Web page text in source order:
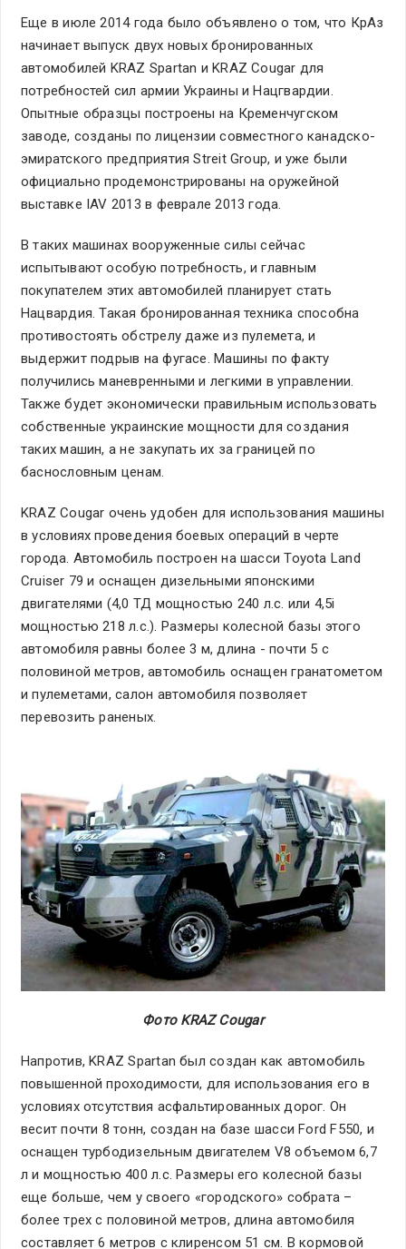
Еще в июле 2014 года было объявлено о том, что КрАз
начинает выпуск двух новых бронированных
автомобилей KRAZ Spartan и KRAZ Cougar для
потребностей сил армии Украины и Нацгвардии.
Опытные образцы построены на Кременчугском
заводе, созданы по лицензии совместного канадско-
эмиратского предприятия Streit Group, и уже были
официально продемонстрированы на оружейной
выставке IAV 2013 в феврале 2013 года.
В таких машинах вооруженные силы сейчас
испытывают особую потребность, и главным
покупателем этих автомобилей планирует стать
Нацвардия. Такая бронированная техника способна
противостоять обстрелу даже из пулемета, и
выдержит подрыв на фугасе. Машины по факту
получились маневренными и легкими в управлении.
Также будет экономически правильным использовать
собственные украинские мощности для создания
таких машин, а не закупать их за границей по
баснословным ценам.
KRAZ Cougar очень удобен для использования машины
в условиях проведения боевых операций в черте
города. Автомобиль построен на шасси Toyota Land
Cruiser 79 и оснащен дизельными японскими
двигателями (4,0 ТД мощностью 240 л.с. или 4,5і
мощностью 218 л.с.). Размеры колесной базы этого
автомобиля равны более 3 м, длина - почти 5 с
половиной метров, автомобиль оснащен гранатометом
и пулеметами, салон автомобиля позволяет
перевозить раненых.
Фото KRAZ Cougar
Напротив, KRAZ Spartan был создан как автомобиль
повышенной проходимости, для использования его в
условиях отсутствия асфальтированных дорог. Он
весит почти 8 тонн, создан на базе шасси Ford F550, и
оснащен турбодизельным двигателем V8 объемом 6,7
л и мощностью 400 л.с. Размеры его колесной базы
еще больше, чем у своего «городского» собрата –
более трех с половиной метров, длина автомобиля
составляет 6 метров с клиренсом 51 см. В кормовой